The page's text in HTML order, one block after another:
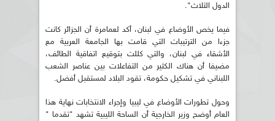
الدول الثلاث".
فيما يخص الأوضاع في لبنان، أكد لعمامرة أن الجزائر كانت
جزءا من الترتيبات التي قامت بها الجامعة العربية مع
الأشقاء في لبنان، والتي كللت بتوقيع اتفاقية الطائف،
مضيفا أن هناك الكثير من التفاعلات بين عناصر الشعب
اللبناني في تشكيل حكومة، تقود البلاد لمستقبل أفضل.
وحول تطورات الأوضاع في ليبيا وإجراء الانتخابات نهاية هذا
العام أوضح وزير الخارجية أن الساحة الليبية تشهد "تقدما "